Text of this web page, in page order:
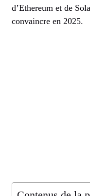
d’Ethereum et de
convaincre en 2025.